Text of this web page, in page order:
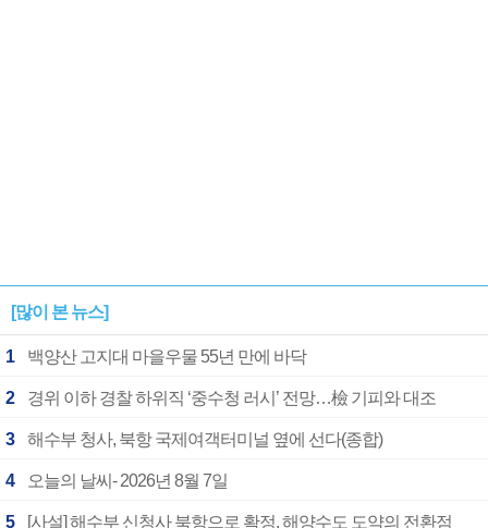
[많이 본 뉴스]
1 백양산 고지대 마을우물 55년 만에 바닥
2 경위 이하 경찰 하위직 ‘중수청 러시’ 전망…檢 기피와 대조
3 해수부 청사, 북항 국제여객터미널 옆에 선다(종합)
4 오늘의 날씨- 2026년 8월 7일
5 [사설] 해수부 신청사 북항으로 확정, 해양수도 도약의 전환점